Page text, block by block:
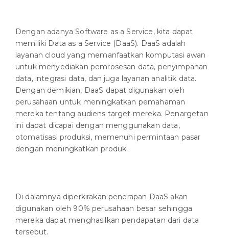
Dengan adanya Software as a Service, kita dapat
memiliki Data as a Service (DaaS). DaaS adalah
layanan cloud yang memanfaatkan komputasi awan
untuk menyediakan pemrosesan data, penyimpanan
data, integrasi data, dan juga layanan analitik data.
Dengan demikian, DaaS dapat digunakan oleh
perusahaan untuk meningkatkan pemahaman
mereka tentang audiens target mereka. Penargetan
ini dapat dicapai dengan menggunakan data,
otomatisasi produksi, memenuhi permintaan pasar
dengan meningkatkan produk.
Di dalamnya diperkirakan penerapan DaaS akan
digunakan oleh 90% perusahaan besar sehingga
mereka dapat menghasilkan pendapatan dari data
tersebut.